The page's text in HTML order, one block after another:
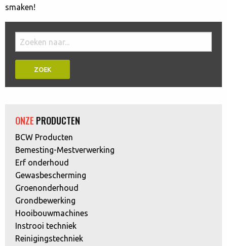
smaken!
Doorzoek
de
website:
ONZE PRODUCTEN
BCW Producten
Bemesting-Mestverwerking
Erf onderhoud
Gewasbescherming
Groenonderhoud
Grondbewerking
Hooibouwmachines
Instrooi techniek
Reinigingstechniek